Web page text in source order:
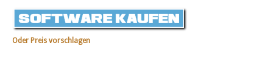
Oder Preis vorschlagen